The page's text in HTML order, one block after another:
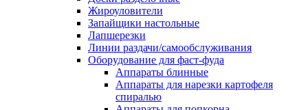
Жироуловители
Запайщики настольные
Лапшерезки
Линии раздачи/самообслуживания
Оборудование для фаст-фуда
Аппараты блинные
Аппараты для нарезки картофеля
спиралью